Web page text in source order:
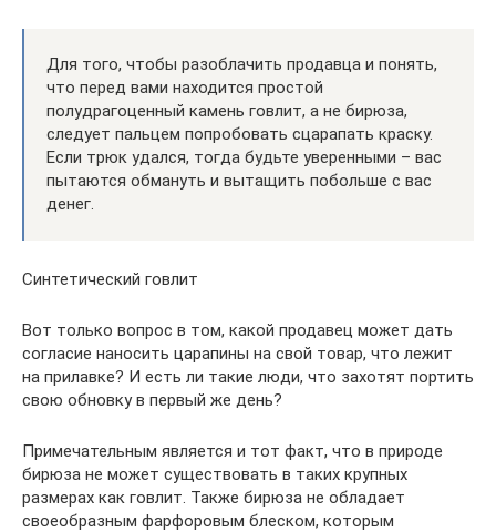
Для того, чтобы разоблачить продавца и понять,
что перед вами находится простой
полудрагоценный камень говлит, а не бирюза,
следует пальцем попробовать сцарапать краску.
Если трюк удался, тогда будьте уверенными – вас
пытаются обмануть и вытащить побольше с вас
денег.
Синтетический говлит
Вот только вопрос в том, какой продавец может дать
согласие наносить царапины на свой товар, что лежит
на прилавке? И есть ли такие люди, что захотят портить
свою обновку в первый же день?
Примечательным является и тот факт, что в природе
бирюза не может существовать в таких крупных
размерах как говлит. Также бирюза не обладает
своеобразным фарфоровым блеском, которым